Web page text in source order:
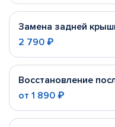
Замена задней
2 790 ₽
Восстановление
от 1 890 ₽